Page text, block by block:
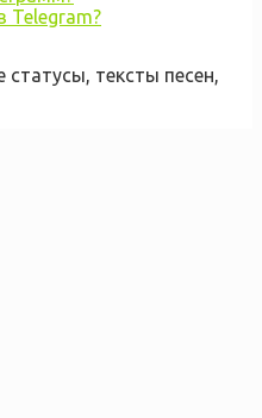
Telegram?
тексты песен,